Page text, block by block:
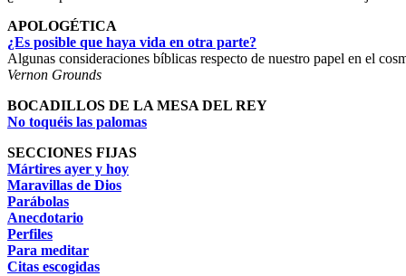
APOLOGÉTICA
¿Es posible que haya vida en otra parte?
Algunas consideraciones bíblicas respecto de nuestro papel en el
Vernon Grounds
BOCADILLOS DE LA MESA DEL REY
No toquéis las palomas
SECCIONES FIJAS
Mártires ayer y hoy
Maravillas de Dios
Parábolas
Anecdotario
Perfiles
Para meditar
Citas escogidas